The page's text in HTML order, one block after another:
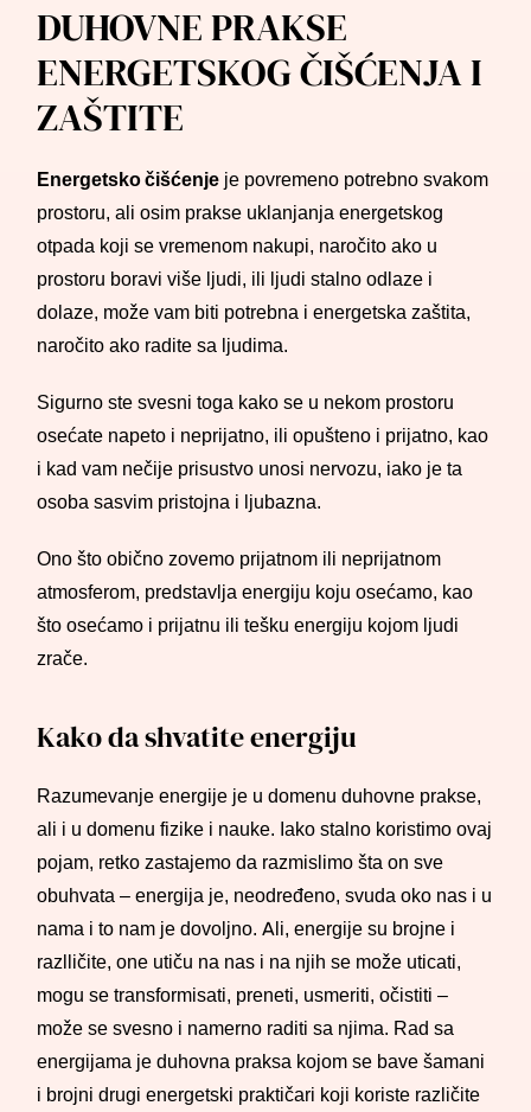
DUHOVNE PRAKSE
ENERGETSKOG ČIŠĆENJA I
ZAŠTITE
Energetsko čišćenje je povremeno potrebno svakom
prostoru, ali osim prakse uklanjanja energetskog
otpada koji se vremenom nakupi, naročito ako u
prostoru boravi više ljudi, ili ljudi stalno odlaze i
dolaze, može vam biti potrebna i energetska zaštita,
naročito ako radite sa ljudima.
Sigurno ste svesni toga kako se u nekom prostoru
osećate napeto i neprijatno, ili opušteno i prijatno, kao
i kad vam nečije prisustvo unosi nervozu, iako je ta
osoba sasvim pristojna i ljubazna.
Ono što obično zovemo prijatnom ili neprijatnom
atmosferom, predstavlja energiju koju osećamo, kao
što osećamo i prijatnu ili tešku energiju kojom ljudi
zrače.
Kako da shvatite energiju
Razumevanje energije je u domenu duhovne prakse,
ali i u domenu fizike i nauke. Iako stalno koristimo ovaj
pojam, retko zastajemo da razmislimo šta on sve
obuhvata – energija je, neodređeno, svuda oko nas i u
nama i to nam je dovoljno. Ali, energije su brojne i
razlličite, one utiču na nas i na njih se može uticati,
mogu se transformisati, preneti, usmeriti, očistiti –
može se svesno i namerno raditi sa njima. Rad sa
energijama je duhovna praksa kojom se bave šamani
i brojni drugi energetski praktičari koji koriste različite